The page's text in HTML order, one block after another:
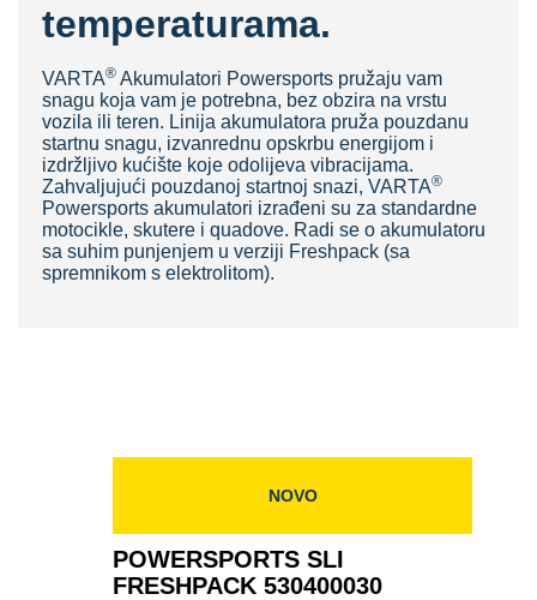
temperaturama.
VARTA® Akumulatori Powersports pružaju vam
snagu koja vam je potrebna, bez obzira na vrstu
vozila ili teren. Linija akumulatora pruža pouzdanu
startnu snagu, izvanrednu opskrbu energijom i
izdržljivo kućište koje odolijeva vibracijama.
Zahvaljujući pouzdanoj startnoj snazi, VARTA®
Powersports akumulatori izrađeni su za standardne
motocikle, skutere i quadove. Radi se o akumulatoru
sa suhim punjenjem u verziji Freshpack (sa
spremnikom s elektrolitom).
NOVO
POWERSPORTS SLI
FRESHPACK 530400030